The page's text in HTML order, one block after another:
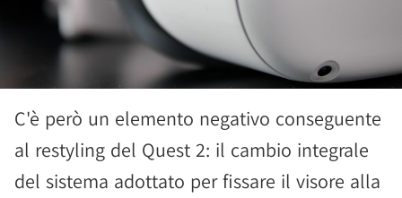
C'è però un elemento negativo conseguente
al restyling del Quest 2: il cambio integrale
del sistema adottato per fissare il visore alla